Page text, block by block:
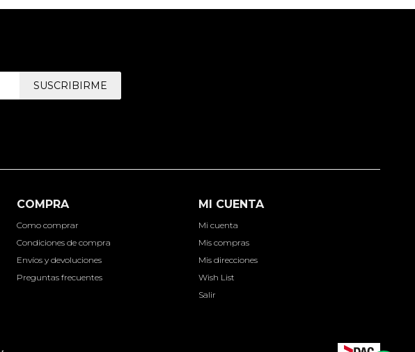
COMPRA
Como comprar
Condiciones de compra
Envíos y devoluciones
Preguntas frecuentes
MI CUENTA
Mi cuenta
Mis compras
Mis direcciones
Wish List
Salir
SUSCRIBIRME